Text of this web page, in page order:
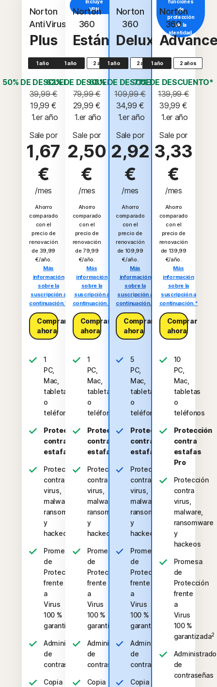
Norton
AntiVirus
Plus
1 año
50% DE DESCUENTO*
39,99 €
19,99 €
1.er año
Sale por
1,67
€
/mes
Ahorro
comparado
con el
precio de
renovación
de 39,99
€/año.
Más
información
sobre la
suscripción a
continuación.*
Comprar
ahora
1
PC,
Mac,
tableta
o
teléfono
Protección
contra
estafas
Protección
contra
virus,
malware,
ransomware
y
hackeos
Promesa
de
Protección
frente
a
Virus
100 %
garantizada
Administrador
de
contraseñas
Copia
Incluye
VPN
Norton
360
Estándar
1 año 2 años
62% DE DESCUENTO*
79,99 €
29,99 €
1.er año
Sale por
2,50
€
/mes
Ahorro
comparado
con el
precio de
renovación
de 79,99
€/año.
Más
información
sobre la
suscripción a
continuación.*
Comprar
ahora
1
PC,
Mac,
tableta
o
teléfono
Protección
contra
estafas
Protección
contra
virus,
malware,
ransomware
y
hackeos
Promesa
de
Protección
frente
a
Virus
100 %
garantizada
Administrador
de
contraseñas
Copia
VPN
Norton
360
Deluxe
1 año 2 años
68% DE DESCUENTO*
109,99 €
34,99 €
1.er año
Sale por
2,92
€
/mes
Ahorro
comparado
con el
precio de
renovación
de 109,99
€/año.
Más
información
sobre la
suscripción a
continuación.*
Comprar
ahora
5
PC,
Mac,
tabletas
o
teléfonos
Protección
contra
estafas
Protección
contra
virus,
malware,
ransomware
y
hackeos
Promesa
de
Protección
frente
a
Virus
100 %
garantizada
Administrador
de
contraseñas
Copia
funciones
de
protección
de la
identidad.
Norton
360
1 año 2 años
71% DE DESCUENTO*
139,99 €
39,99 €
1.er año
Sale por
3,33
€
/mes
Ahorro
comparado
con el
precio de
renovación
de 139,99
€/año.
Más
información
sobre la
suscripción a
continuación.*
Comprar
ahora
10
PC,
Mac,
tabletas
o
teléfonos
Protección
contra
estafas
Pro
Protección
contra
virus,
malware,
ransomware
y
hackeos
Promesa
de
Protección
frente
a
Virus
100 %
garantizada2
de
contraseñas